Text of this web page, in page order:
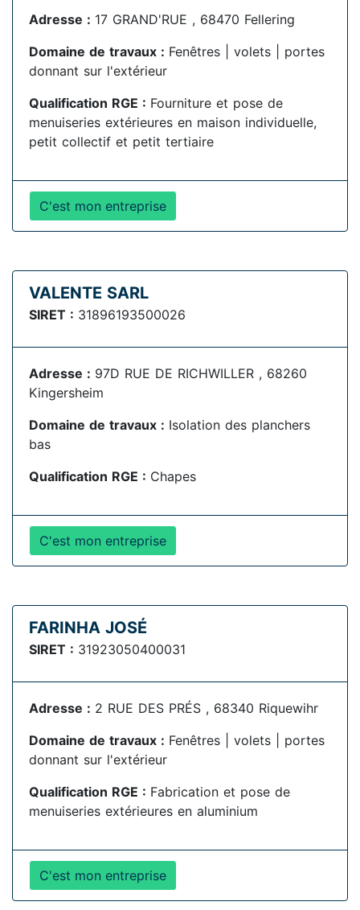
Adresse : 17 GRAND'RUE , 68470 Fellering
Domaine de travaux : Fenêtres | volets | portes
donnant sur l'extérieur
Qualification RGE : Fourniture et pose de
menuiseries extérieures en maison individuelle,
petit collectif et petit tertiaire
C'est mon entreprise
VALENTE SARL
SIRET : 31896193500026
Adresse : 97D RUE DE RICHWILLER , 68260
Kingersheim
Domaine de travaux : Isolation des planchers
bas
Qualification RGE : Chapes
C'est mon entreprise
FARINHA JOSÉ
SIRET : 31923050400031
Adresse : 2 RUE DES PRÉS , 68340 Riquewihr
Domaine de travaux : Fenêtres | volets | portes
donnant sur l'extérieur
Qualification RGE : Fabrication et pose de
menuiseries extérieures en aluminium
C'est mon entreprise